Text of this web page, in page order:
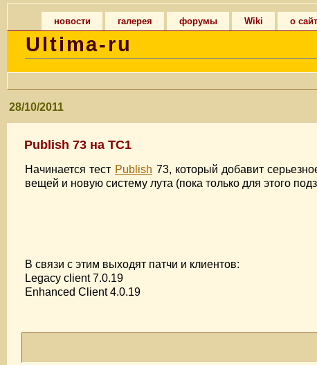
новости галерея форумы Wiki о
Ultima-ru
28/10/2011
Publish 73 на TC1
Начинается тест Publish 73, который добавит
вещей и новую систему лута (пока только для этого
В связи с этим выходят патчи и клиентов:
Legacy client 7.0.19
Enhanced Client 4.0.19